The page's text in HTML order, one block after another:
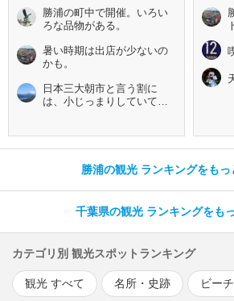
勝浦の町中で開催。いろい
ろな品物がある。
暑い時期は出店が少ないの
かも。
日本三大朝市と言う割に
は、小じっまりしていて寂
勝浦の観光 ランキングをもっ
千葉県の観光 ランキングをも
カテゴリ別 観光スポットランキング
観光 すべて 名所・史跡 ビーチ